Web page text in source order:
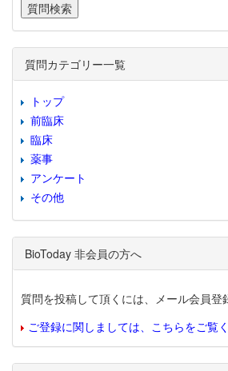
質問カテゴリー一覧
トップ
前臨床
臨床
薬事
アンケート
その他
BioToday 非会員の方へ
質問を投稿して頂くには、メール会員登
ご登録に関しましては、こちらをご覧く